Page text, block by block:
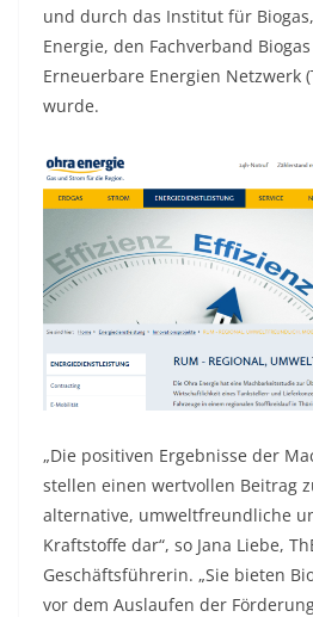
und durch das Institut für
Energie, den Fachverband
Erneuerbare Energien Netzwerk
wurde.
„Die positiven Ergebnisse der
stellen einen wertvollen Beitrag
alternative, umweltfreundliche
Kraftstoffe dar“, so Jana Liebe,
Geschäftsführerin. „Sie bieten
vor dem Auslaufen der